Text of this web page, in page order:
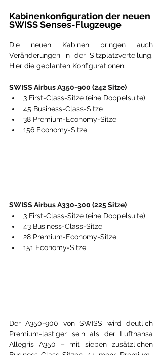
Kabinenkonfiguration der neuen
SWISS Senses-Flugzeuge
Die neuen Kabinen bringen auch
Veränderungen in der Sitzplatzverteilung.
Hier die geplanten Konfigurationen:
SWISS Airbus A350-900 (242 Sitze)
3 First-Class-Sitze (eine Doppelsuite)
45 Business-Class-Sitze
38 Premium-Economy-Sitze
156 Economy-Sitze
SWISS Airbus A330-300 (225 Sitze)
3 First-Class-Sitze (eine Doppelsuite)
43 Business-Class-Sitze
28 Premium-Economy-Sitze
151 Economy-Sitze
Der A350-900 von SWISS wird deutlich
Premium-lastiger sein als der Lufthansa
Allegris A350 – mit sieben zusätzlichen